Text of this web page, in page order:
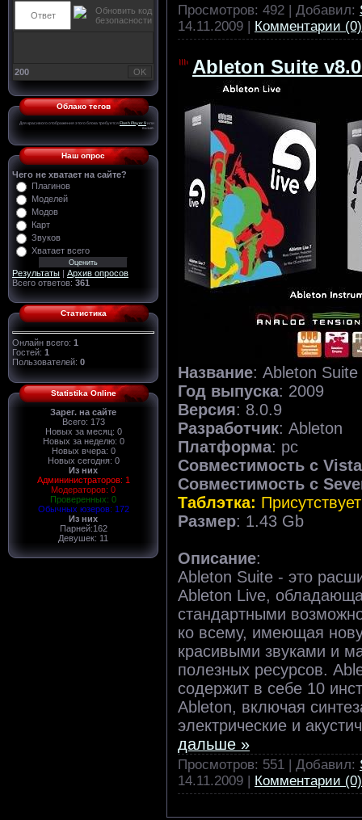
200
Облако тегов
Для красивого отображения этого блока требуетсяFlash Player 9или
выше.
Наш опрос
Чего не хватает на сайте?
Плагинов
Моделей
Модов
Карт
Звуков
Хватает всего
Результаты | Архив опросов
Всего ответов: 361
Статистика
Онлайн всего: 1
Гостей: 1
Пользователей: 0
Statistika Online
Зарег. на сайте
Всего: 173
Новых за месяц: 0
Новых за неделю: 0
Новых вчера: 0
Новых сегодня: 0
Из них
Админинистраторов: 1
Модераторов: 0
Проверенных: 0
Обычных юзеров: 172
Из них
Парней:162
Девушек: 11
Просмотров: 492 | Добавил:
14.11.2009
Комментарии (0)
Ableton Suite
Название: Ableton
Год выпуска: 2009
Версия: 8.0.9
Разработчик: Ableton
Платформа: pc
Совместимость с Vista
Совместимость с
Таблэтка: Присутствует
Размер: 1.43 Gb
Описание:
Ableton Suite - это
Ableton Live,
стандартными
ко всему, имеющая
красивыми звуками и
полезных ресурсов.
содержит в себе 10
Ableton, включая
электрические и
дальше »
Просмотров: 551 | Добавил:
14.11.2009
Комментарии (0)